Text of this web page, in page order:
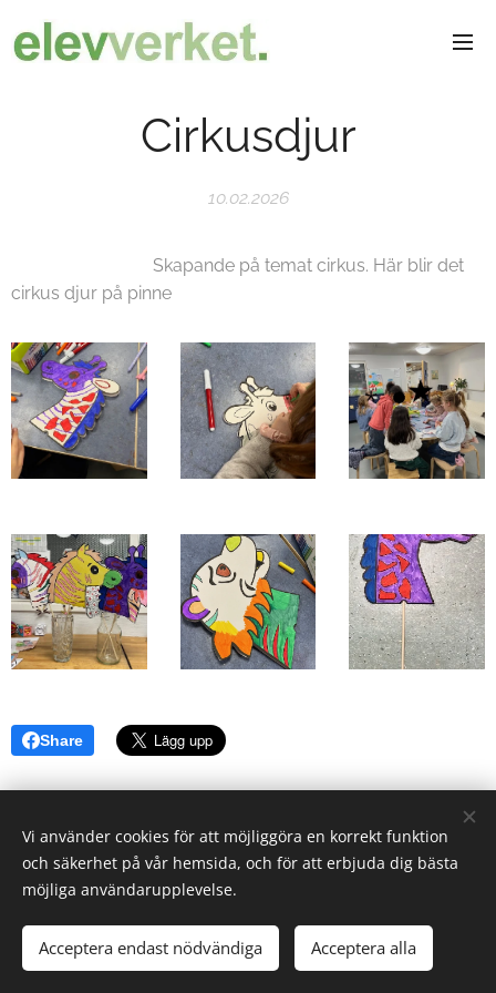
Cirkusdjur
10.02.2026
Skapande på temat cirkus. Här blir det
cirkus djur på pinne
Share
Cookies
Vi använder cookies för att möjliggöra en korrekt funktion
och säkerhet på vår hemsida, och för att erbjuda dig bästa
möjliga användarupplevelse.
Acceptera endast nödvändiga Acceptera alla